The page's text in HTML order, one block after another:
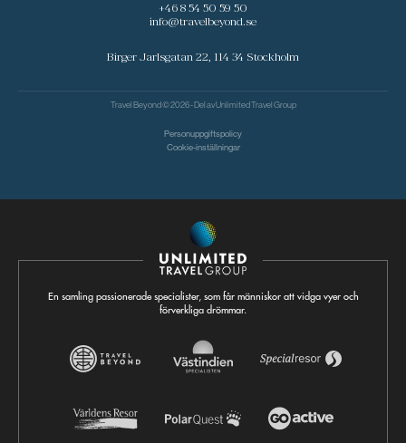
+46 8 54 50 59 50
info@travelbeyond.se
Birger Jarlsgatan 22, 114 34 Stockholm
Travel Beyond © 2026 - Del avUnlimited Travel Group
Personuppgiftspolicy
Cookie-inställningar
En samling passionerade specialister, som får människor att vidga vyer och
förverkliga drömmar.